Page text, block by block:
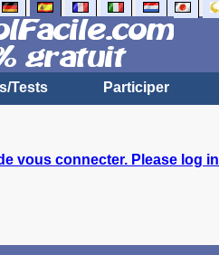
Tests Participer
vous connecter. Please log